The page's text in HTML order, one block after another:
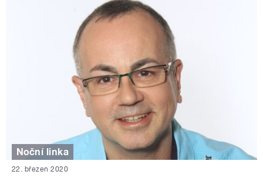
Noční linka
22. březen 2020